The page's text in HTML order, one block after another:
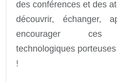
des conférences et des
découvrir, échanger,
encourager ces
technologiques
!